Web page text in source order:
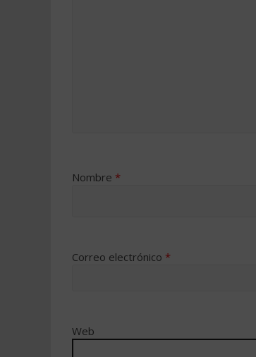
Nombre *
Correo electrónico *
Web